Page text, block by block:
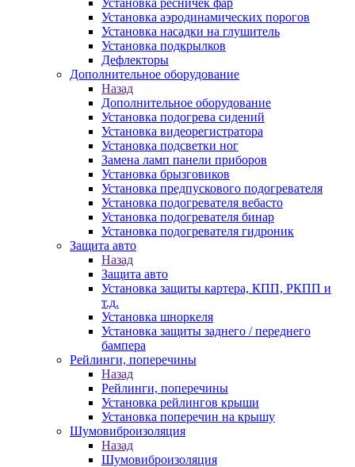
Установка ресничек фар
Установка аэродинамических порогов
Установка насадки на глушитель
Установка подкрылков
Дефлекторы
Дополнительное оборудование
Назад
Дополнительное оборудование
Установка подогрева сидений
Установка видеорегистратора
Установка подсветки ног
Замена ламп панели приборов
Установка брызговиков
Установка предпускового подогревателя
Установка подогревателя вебасто
Установка подогревателя бинар
Установка подогревателя гидроник
Защита авто
Назад
Защита авто
Установка защиты картера, КПП, РКПП и
т.д.
Установка шноркеля
Установка защиты заднего / переднего
бампера
Рейлинги, поперечины
Назад
Рейлинги, поперечины
Установка рейлингов крыши
Установка поперечин на крышу
Шумовиброизоляция
Назад
Шумовиброизоляция